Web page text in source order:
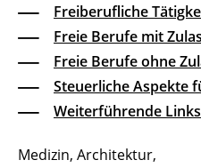
Freiberufliche
Freie Berufe mit
Freie Berufe ohne
Steuerliche Aspekte
Weiterführende Links
Medizin, Architektur,